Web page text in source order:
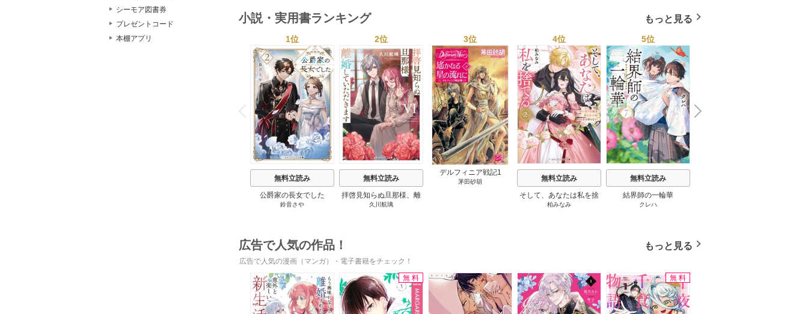
シーモア図書券
プレゼントコード
本棚アプリ
トレンド年間ベスト★お
っさん５０人の体験から
学ぶ★夢のようなエロい
楽園３０ 1巻
小説・実用書ランキング もっと見る
P
r
e
v
i
o
u
s
1位
無料立読み
公爵家の長女でした
鈴音さや
2位
無料立読み
拝啓見知らぬ旦那様、離
婚していただきます
久川航璃
3位
デルフィニア戦記1
茅田砂胡
4位
無料立読み
そして、あなたは私を捨
てる
柏みなみ
5位
無料立読み
結界師の一輪華
クレハ
N
e
x
t
広告で人気の作品！ もっと見る
広告で人気の漫画（マンガ）・電子書籍をチェック！
無料 無料